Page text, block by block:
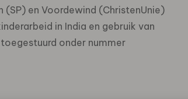
(SP) en Voordewind (ChristenUnie)
in India en gebruik van
onder nummer